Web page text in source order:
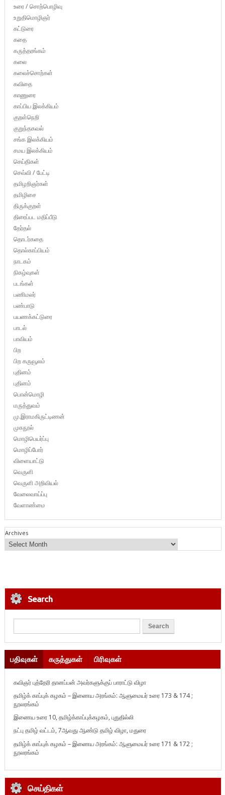
உரை / சொற்பொழிவு
உறுதிமொழிஞர்
கட்டுரை
கதை
கருத்தரங்கம்
கலை
கலைச்சொற்கள்
கவிதை
காணுரை
காப்பிய இலக்கியம்
குறள்நெறி
குறுந்தகவல்
சங்க இலக்கியம்
சமய இலக்கியம்
செய்திகள்
செவ்வி / பேட்டி
தமிழறிஞர்கள்
தமிழிசை
திருக்குறள்
திரைப்பட மதிப்பீடு
தேர்தல்
தொடர்கதை
தொல்காப்பியம்
நாடகம்
நிகழ்வுகள்
படங்கள்
பணிமலர்
பண்பாடு
பயணக்கட்டுரை
பாடல்
பாவியம்
பிற
பிற கருவூலம்
புதினம்
புதினம்
பொன்மொழி
மருத்துவம்
மு.இராமகிருட்டிணன்
முகநூல்
மொழிபெயர்ப்பு
மொழிப்போர்
விளையாட்டு
வெருளி
வெருளி அறிவியல்
வேலைவாய்ப்பு
வேளாண்மை
Archives
Search
பதிவுகள் கருத்துகள் பிரிவுகள்
கவிஞர் புத்தேரி தானப்பன் அவர்களுக்குப் பாராட்டு விழா
தமிழ்க் காப்புக் கழகம் – இணைய அரங்கம்: ஆளுமையர் உரை 173 & 174 ;
நூலரங்கம்
இணைய உரை 10, தமிழ்க்காப்புக்கழகம், புதுதில்லி
நட்பு தமிழ் வட்டம், 7ஆவது ஆண்டு தமிழ் விழா, மதுரை
தமிழ்க் காப்புக் கழகம் – இணைய அரங்கம்: ஆளுமையர் உரை 171 & 172 ;
நூலரங்கம்
செய்திகள்